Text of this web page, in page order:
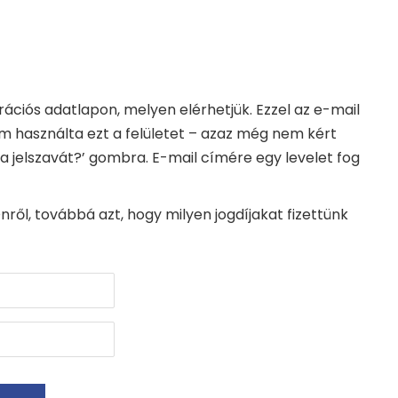
adatlapon, melyen elérhetjük. Ezzel az e-mail
használta ezt a felületet – azaz még nem kért
gombra. E-mail címére egy levelet fog
továbbá azt, hogy milyen jogdíjakat fizettünk